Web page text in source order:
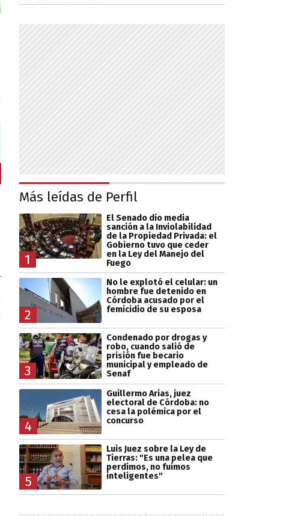
Más leídas de Perfil
1
El Senado dio media
sanción a la Inviolabilidad
de la Propiedad Privada: el
Gobierno tuvo que ceder
en la Ley del Manejo del
Fuego
2
No le explotó el celular: un
hombre fue detenido en
Córdoba acusado por el
femicidio de su esposa
3
Condenado por drogas y
robo, cuando salió de
prisión fue becario
municipal y empleado de
Senaf
4
Guillermo Arias, juez
electoral de Córdoba: no
cesa la polémica por el
concurso
5
Luis Juez sobre la Ley de
Tierras: "Es una pelea que
perdimos, no fuimos
inteligentes"